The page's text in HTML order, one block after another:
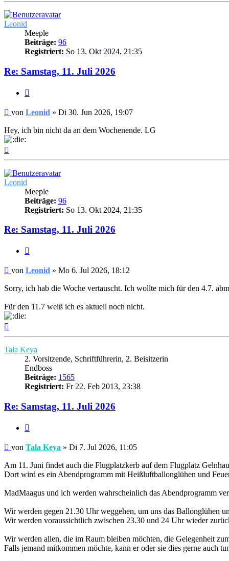
Leonid
Meeple
Beiträge: 96
Registriert: So 13. Okt 2024, 21:35
Re: Samstag, 11. Juli 2026
Beitrag
von Leonid » Di 30. Jun 2026, 19:07
Hey, ich bin nicht da an dem Wochenende. LG
Leonid
Meeple
Beiträge: 96
Registriert: So 13. Okt 2024, 21:35
Re: Samstag, 11. Juli 2026
Beitrag
von Leonid » Mo 6. Jul 2026, 18:12
Sorry, ich hab die Woche vertauscht. Ich wollte mich für den 4.7.
Für den 11.7 weiß ich es aktuell noch nicht.
Tala Keya
2. Vorsitzende, Schriftführerin, 2. Beisitzerin
Endboss
Beiträge: 1565
Registriert: Fr 22. Feb 2013, 23:38
Re: Samstag, 11. Juli 2026
Beitrag
von Tala Keya » Di 7. Jul 2026, 11:05
Am 11. Juni findet auch die Flugplatzkerb auf dem Flugplatz
Dort wird es ein Abendprogramm mit Heißluftballonglühen und
MadMaagus und ich werden wahrscheinlich das Abendprogramm
Wir werden gegen 21.30 Uhr weggehen, um uns das Ballonglühen
Wir werden voraussichtlich zwischen 23.30 und 24 Uhr wieder
Wir werden allen, die im Raum bleiben möchten, die Gelegenheit
Falls jemand mitkommen möchte, kann er oder sie dies gerne auch